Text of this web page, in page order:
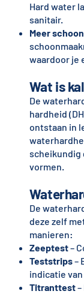
Hard water
sanitair.
Meer
waardoor je
Wat is
De
hardheid
ontstaan in
scheikundig
vormen.
De
deze zelf
manieren:
Zeeptest–
Teststrips–
indicatie
Titranttest–